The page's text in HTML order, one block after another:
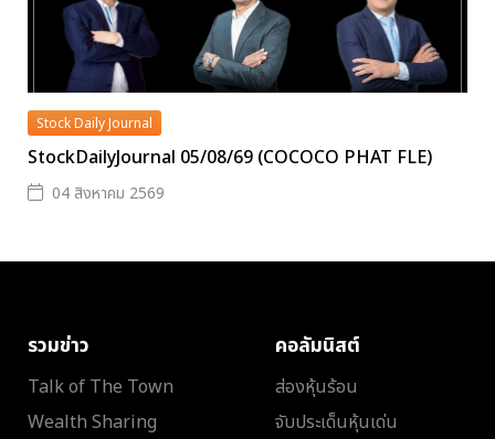
Stock Daily Journal
StockDailyJournal 05/08/69 (COCOCO PHAT FLE)
04 สิงหาคม 2569
รวมข่าว
Talk of The Town
Wealth Sharing
คอลัมนิสต์
ส่องหุ้นร้อน
จับประเด็นหุ้นเด่น